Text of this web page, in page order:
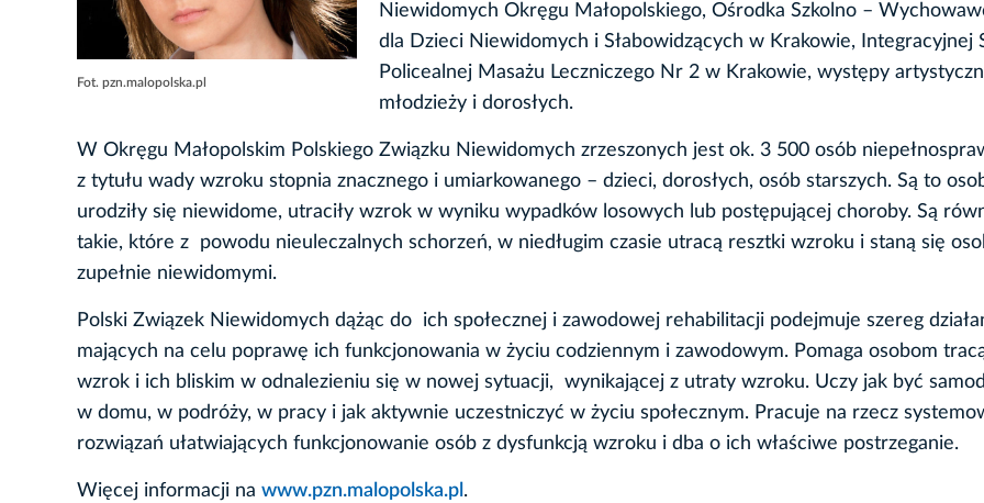
Fot. pzn.malopolska.pl
Niewidomych Okręgu Małopolskiego, Ośrodka Szkolno –
dla Dzieci Niewidomych i Słabowidzących w Krakowie, Integracyjnej
Policealnej Masażu Leczniczego Nr 2 w Krakowie, występy
młodzieży i dorosłych.
W Okręgu Małopolskim Polskiego Związku Niewidomych zrzeszonych jest ok. 3 500 osób
z tytułu wady wzroku stopnia znacznego i umiarkowanego – dzieci, dorosłych, osób starszych. Są to
urodziły się niewidome, utraciły wzrok w wyniku wypadków losowych lub postępującej choroby. Są
takie, które z powodu nieuleczalnych schorzeń, w niedługim czasie utracą resztki wzroku i staną się
zupełnie niewidomymi.
Polski Związek Niewidomych dążąc do ich społecznej i zawodowej rehabilitacji podejmuje szereg
mających na celu poprawę ich funkcjonowania w życiu codziennym i zawodowym. Pomaga osobom
wzrok i ich bliskim w odnalezieniu się w nowej sytuacji, wynikającej z utraty wzroku. Uczy jak być
w domu, w podróży, w pracy i jak aktywnie uczestniczyć w życiu społecznym. Pracuje na rzecz
rozwiązań ułatwiających funkcjonowanie osób z dysfunkcją wzroku i dba o ich właściwe postrzeganie.
Więcej informacji na www.pzn.malopolska.pl .